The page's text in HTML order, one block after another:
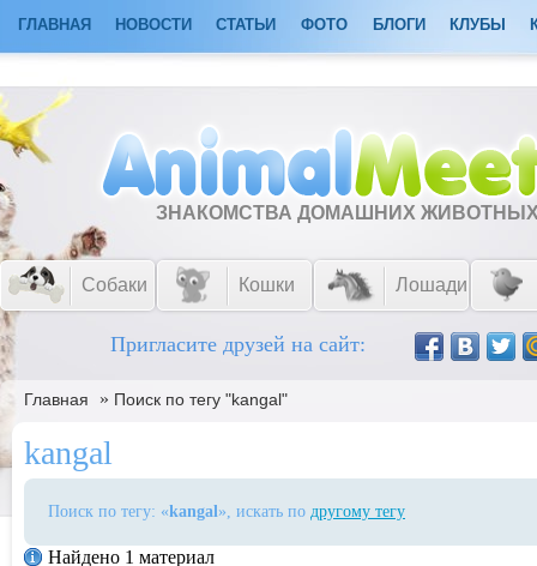
ГЛАВНАЯ НОВОСТИ СТАТЬИ ФОТО БЛОГИ КЛУБЫ
ЗНАКОМСТВА ДОМАШНИХ
Собаки Кошки Лошади
Пригласите друзей на сайт:
Главная » Поиск по тегу "kangal"
kangal
Поиск по тегу: «kangal», искать по другому тегу
Найдено 1 материал